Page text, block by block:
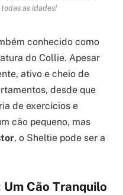
as idades!
conhecido como
do Collie. Apesar
ativo e cheio de
desde que
de exercícios e
cão pequeno, mas
, o Sheltie pode ser a
Cão Tranquilo